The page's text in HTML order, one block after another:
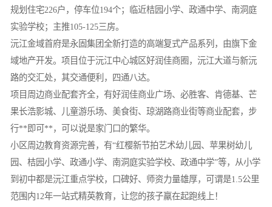
规划住宅226户，停车位194个；临近桔园小学、政通中学、南洞庭
实验学校；主推105-125三房。
沅江金域首府是永固集团全新打造的高端复式产品系列，由旗下金
域地产开发。项目位于沅江中心城区好润佳商圈，沅江大道与新沅
路的交汇处，其交通便利，四通八达。
项目周边商业配套齐全，有好润佳商业广场、必胜客、肯德基、芒
果长浩影城、儿童游乐场、美食街、琼湖路商业街等商业配套，步
行**即可**，可以说是家门口的繁华。
小区周边教育资源完善，有“红樱新节拍艺术幼儿园、苹果树幼儿
园、桔园小学、政通小学、南洞庭实验学校、政通中学”等，从小学
到初中都是沅江重点学校，口碑好、师资力量雄厚，可谓是1.5公里
范围内12年一站式精英教育，让您的孩子羸在起跑线上！